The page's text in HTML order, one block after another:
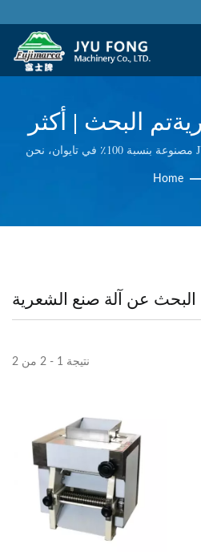
البحث | أكثر
من تصنيع ماكينات
الفواكه
جميع آلات الطعام JYU FONG مصنوعة بنسبة 100٪ في تايوان، نحن
Home
البحث عن آلة صنع الشعرية
نتيجة 1 - 2 من 2